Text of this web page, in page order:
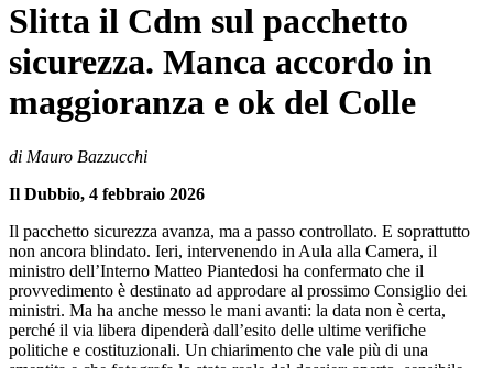
Slitta il Cdm sul pacchetto
sicurezza. Manca accordo in
maggioranza e ok del Colle
di Mauro Bazzucchi
Il Dubbio, 4 febbraio 2026
Il pacchetto sicurezza avanza, ma a passo controllato. E soprattutto
non ancora blindato. Ieri, intervenendo in Aula alla Camera, il
ministro dell’Interno Matteo Piantedosi ha confermato che il
provvedimento è destinato ad approdare al prossimo Consiglio dei
ministri. Ma ha anche messo le mani avanti: la data non è certa,
perché il via libera dipenderà dall’esito delle ultime verifiche
politiche e costituzionali. Un chiarimento che vale più di una